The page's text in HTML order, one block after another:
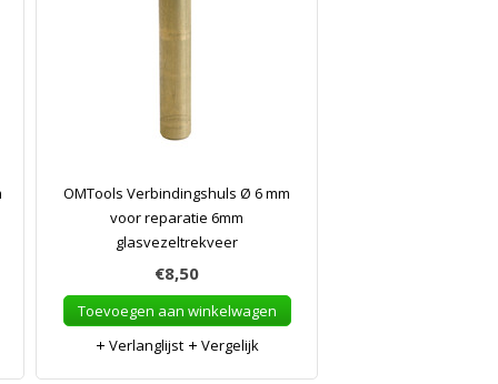
OMTools Verbindingshuls Ø 6 mm
voor reparatie 6mm
glasvezeltrekveer
€8,50
Toevoegen aan winkelwagen
Verlanglijst
Vergelijk